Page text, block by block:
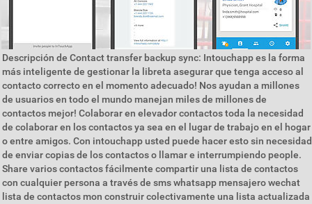
Descripción de Contact transfer backup sync: Intouchapp es la forma
más inteligente de gestionar la libreta asegurar que tenga acceso al
contacto correcto en el momento adecuado! Nos ayudan a millones
de usuarios en todo el mundo manejan miles de millones de
contactos mejor! Colaborar en elevador contactos toda la necesidad
de colaborar en los contactos ya sea en el lugar de trabajo en el hogar
o entre amigos. Con intouchapp usted puede hacer esto sin necesidad
de enviar copias de los contactos o llamar e interrumpiendo people.
Share varios contactos fácilmente compartir una lista de contactos
con cualquier persona a través de sms whatsapp mensajero wechat
lista de contactos mon construir colectivamente una lista actualizada